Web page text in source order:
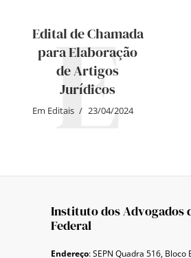
Edital de Chamada
para Elaboração
de Artigos
Jurídicos
Em Editais 23/04/2024
E
Instituto dos Advogados
Federal
Endereço: SEPN Quadra 516, Bloco